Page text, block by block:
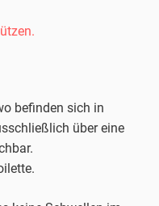
befinden sich in
über eine